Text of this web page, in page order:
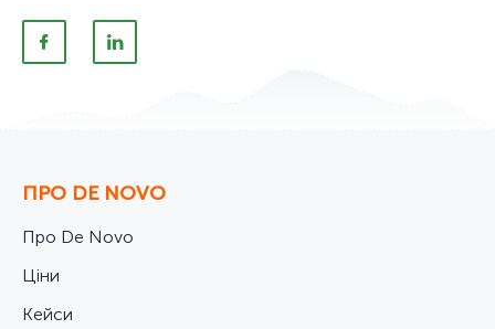
ПРО DE NOVO
Про De Novo
Ціни
Кейси